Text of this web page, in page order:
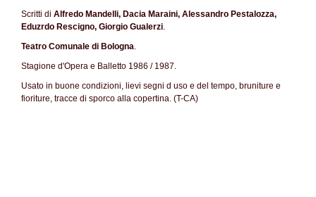
Scritti di Alfredo Mandelli, Dacia Maraini, Alessandro Pestalozza,
Eduzrdo Rescigno, Giorgio Gualerzi.
Teatro Comunale di Bologna.
Stagione d'Opera e Balletto 1986 / 1987.
Usato in buone condizioni, lievi segni d uso e del tempo, bruniture e
fioriture, tracce di sporco alla copertina. (T-CA)